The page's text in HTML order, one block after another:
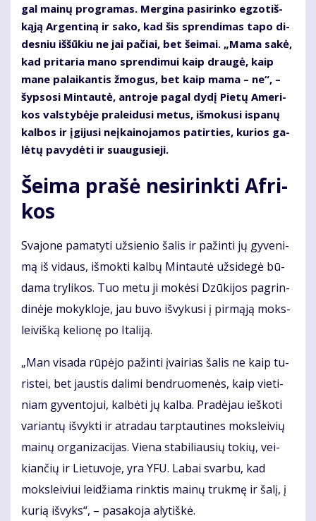
gal mai­nų pro­gra­mas. Mer­gi­na pa­si­rin­ko eg­zo­tiš­
ką­ją Ar­gen­ti­ną ir sa­ko, kad šis spren­di­mas ta­po di­
des­niu iš­šū­kiu ne jai pa­čiai, bet šei­mai. „Ma­ma sa­kė,
kad pri­ta­ria ma­no spren­di­mui kaip drau­gė, kaip
ma­ne pa­lai­kan­tis žmo­gus, bet kaip ma­ma – ne“, –
šyp­so­si Min­tau­tė, ant­ro­je pa­gal dy­dį Pie­tų Ame­ri­
kos vals­ty­bė­je pra­lei­du­si me­tus, iš­mo­ku­si is­pa­nų
kal­bos ir įgi­ju­si ne­įkai­no­ja­mos pa­tir­ties, ku­rios ga­
lė­tų pa­vy­dė­ti ir su­au­gu­sie­ji.
Šei­ma pra­šė ne­si­rink­ti Af­ri­
kos
Sva­jo­ne pa­ma­ty­ti už­sie­nio ša­lis ir pa­žin­ti jų gy­ve­ni­
mą iš vi­daus, iš­mok­ti kal­bų Min­tau­tė už­si­de­gė bū­
da­ma try­li­kos. Tuo me­tu ji mo­kė­si Dzū­ki­jos pa­grin­
di­nė­je mo­kyk­lo­je, jau bu­vo iš­vy­ku­si į pir­mą­ją moks­
lei­viš­ką ke­lio­nę po Ita­li­ją.
„Man vi­sa­da rū­pė­jo pa­žin­ti įvai­rias ša­lis ne kaip tu­
ris­tei, bet jaus­tis da­li­mi ben­druo­me­nės, kaip vie­ti­
niam gy­ven­to­jui, kal­bė­ti jų kal­ba. Pra­dė­jau ieš­ko­ti
va­rian­tų iš­vyk­ti ir at­ra­dau tarp­tau­ti­nes moks­lei­vių
mai­nų or­ga­ni­za­ci­jas. Vie­na sta­bi­liau­sių to­kių, vei­
kian­čių ir Lie­tu­vo­je, yra YFU. La­bai svar­bu, kad
moks­lei­viui lei­džia­ma rink­tis mai­nų truk­mę ir ša­lį, į
ku­rią iš­vyks“, – pa­sa­ko­ja aly­tiš­kė.